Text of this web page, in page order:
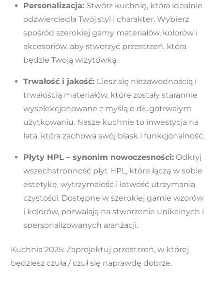
Personalizacja: Stwórz kuchnię, która idealnie
odzwierciedla Twój styl i charakter. Wybierz
spośród szerokiej gamy materiałów, kolorów i
akcesoriów, aby stworzyć przestrzeń, która
będzie Twoją wizytówką.
Trwałość i jakość: Ciesz się niezawodnością i
trwałością materiałów, które zostały starannie
wyselekcjonowane z myślą o długotrwałym
użytkowaniu. Nasze kuchnie to inwestycja na
lata, która zachowa swój blask i funkcjonalność.
Płyty HPL – synonim nowoczesności: Odkryj
wszechstronność płyt HPL, które łączą w sobie
estetykę, wytrzymałość i łatwość utrzymania
czystości. Dostępne w szerokiej gamie wzorów
i kolorów, pozwalają na stworzenie unikalnych i
spersonalizowanych aranżacji.
Kuchnia 2025: Zaprojektuj przestrzeń, w której
będziesz czuła / czuł się naprawdę dobrze.